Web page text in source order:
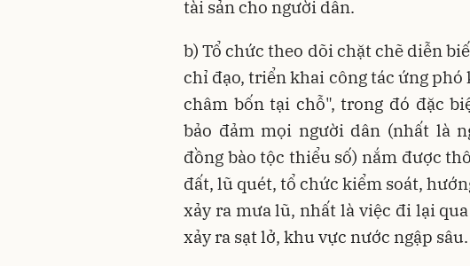
tài sản cho người dân.
b) Tổ chức theo dõi chặt chẽ diễn
chỉ đạo, triển khai công tác ứng
châm bốn tại chỗ", trong đó đặc
bảo đảm mọi người dân (nhất là
đồng bào tộc thiểu số) nắm được
đất, lũ quét, tổ chức kiểm soát,
xảy ra mưa lũ, nhất là việc đi lại
xảy ra sạt lở, khu vực nước ngập sâu.